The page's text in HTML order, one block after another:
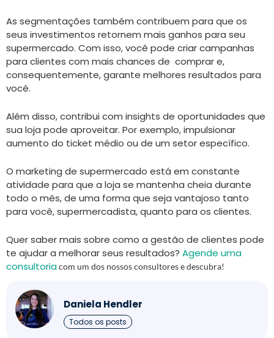
As segmentações também contribuem para que os
seus investimentos retornem mais ganhos para seu
supermercado. Com isso, você pode criar campanhas
para clientes com mais chances de comprar e,
consequentemente, garante melhores resultados para
você.
Além disso, contribui com insights de oportunidades que
sua loja pode aproveitar. Por exemplo, impulsionar
aumento do ticket médio ou de um setor específico.
O marketing de supermercado está em constante
atividade para que a loja se mantenha cheia durante
todo o mês, de uma forma que seja vantajoso tanto
para você, supermercadista, quanto para os clientes.
Quer saber mais sobre como a gestão de clientes pode
te ajudar a melhorar seus resultados? Agende uma
consultoriacom um dos nossos consultores e descubra!
Daniela Hendler
Todos os posts